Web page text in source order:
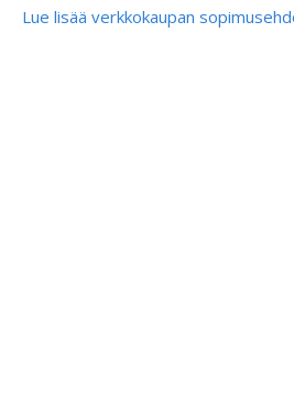
Lue lisää verkkokaupan